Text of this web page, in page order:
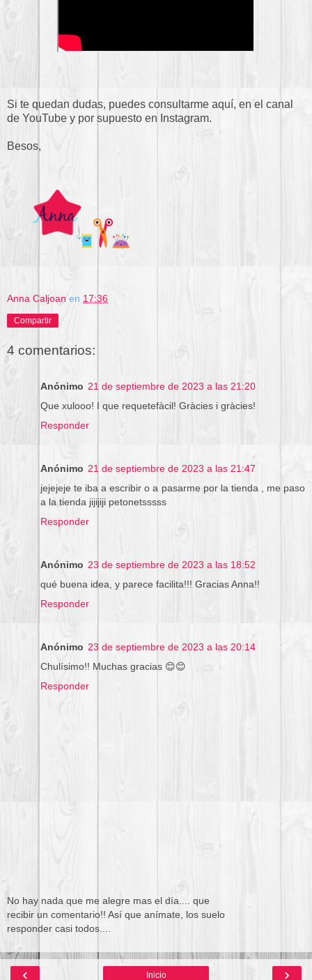
Si te quedan dudas, puedes consultarme aquí, en el canal
de YouTube y por supuesto en Instagram.
Besos,
Anna Caljoan en 17:36
Compartir
4 comentarios:
Anónimo 21 de septiembre de 2023 a las 21:20
Que xulooo! I que requetefàcil! Gràcies i gràcies!
Responder
Anónimo 21 de septiembre de 2023 a las 21:47
jejejeje te iba a escribir o a pasarme por la tienda , me paso
a la tienda jijijiji petonetsssss
Responder
Anónimo 23 de septiembre de 2023 a las 18:52
qué buena idea, y parece facilita!!! Gracias Anna!!
Responder
Anónimo 23 de septiembre de 2023 a las 20:14
Chulísimo!! Muchas gracias 😊😊
Responder
No hay nada que me alegre mas el día.... que
recibir un comentario!! Así que anímate, los suelo
responder casi todos....
‹ ›
Inicio